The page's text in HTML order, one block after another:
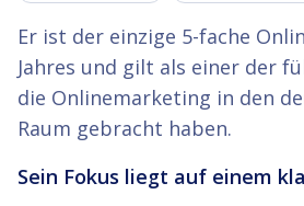
Er ist der einzige 5-fache
Jahres und gilt als einer der
die Onlinemarketing in den
Raum gebracht haben.
Sein Fokus liegt auf einem